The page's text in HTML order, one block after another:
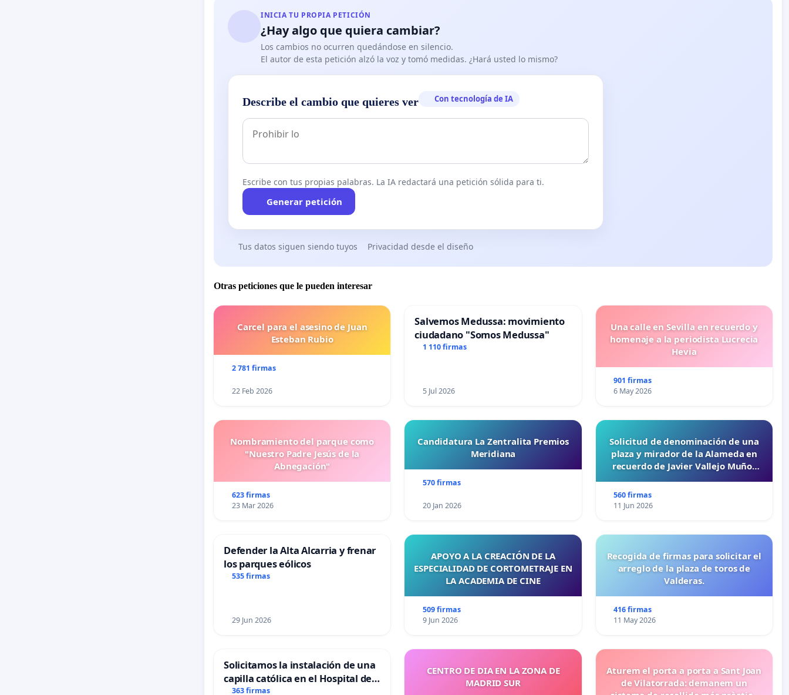
INICIA TU PROPIA PETICIÓN
¿Hay algo que quiera cambiar?
Los cambios no ocurren quedándose en silencio.
El autor de esta petición alzó la voz y tomó medidas. ¿Hará usted lo mismo?
Describe el cambio que quieres ver Con tecnología de IA
Escribe con tus propias palabras. La IA redactará una petición sólida para ti.
Generar petición
Tus datos siguen siendo tuyos Privacidad desde el diseño
Otras peticiones que le pueden interesar
Carcel para el asesino de Juan
Esteban Rubio
2 781 firmas
22 Feb 2026
Salvemos Medussa: movimiento
ciudadano "Somos Medussa"
1 110 firmas
5 Jul 2026
Una calle en Sevilla en recuerdo y
homenaje a la periodista Lucrecia
Hevia
901 firmas
6 May 2026
Nombramiento del parque como
"Nuestro Padre Jesús de la
Abnegación"
623 firmas
23 Mar 2026
Candidatura La Zentralita Premios
Meridiana
570 firmas
20 Jan 2026
Solicitud de denominación de una
plaza y mirador de la Alameda en
recuerdo de Javier Vallejo Muñoz
560 firmas
11 Jun 2026
Defender la Alta Alcarria y frenar
los parques eólicos
535 firmas
29 Jun 2026
APOYO A LA CREACIÓN DE LA
ESPECIALIDAD DE CORTOMETRAJE EN
LA ACADEMIA DE CINE
509 firmas
9 Jun 2026
Recogida de firmas para solicitar el
arreglo de la plaza de toros de
Valderas.
416 firmas
11 May 2026
Solicitamos la instalación de una
capilla católica en el Hospital de
Alcañiz
363 firmas
CENTRO DE DIA EN LA ZONA DE
MADRID SUR
Aturem el porta a porta a Sant Joan
de Vilatorrada: demanem un